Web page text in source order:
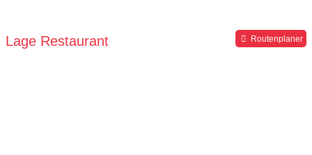
Lage Restaurant Routenplaner